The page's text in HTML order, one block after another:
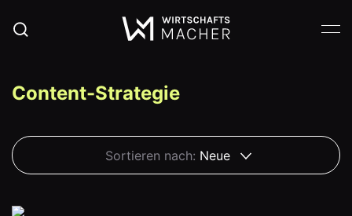
Content-Strategie
Sortieren nach: Neue